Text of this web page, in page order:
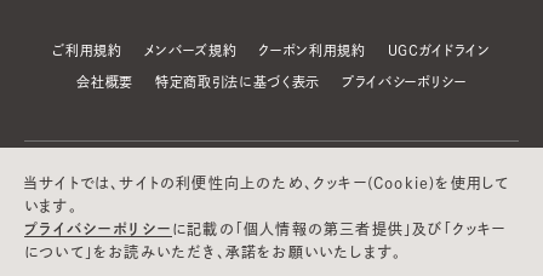
ご利用規約 メンバーズ規約 クーポン利用規約 UGCガイドライン
会社概要 特定商取引法に基づく表示 プライバシーポリシー
当サイトでは、サイトの利便性向上のため、クッキー(Cookie)を使用して
います。
プライバシーポリシー に記載の「個人情報の第三者提供」及び「クッキー
について」をお読みいただき、承諾をお願いいたします。